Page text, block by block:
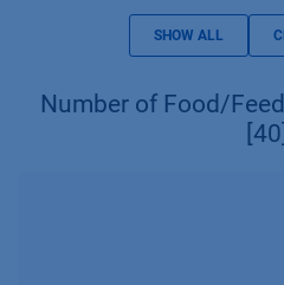
SHOW ALL
Number of Food/
[40]